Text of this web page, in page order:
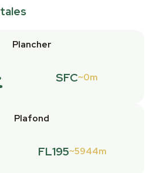
Plancher
SFC 0m
Plafond
FL195 5944m